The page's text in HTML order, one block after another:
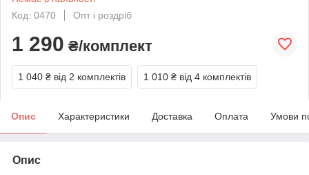
Код: 0470
Опт і роздріб
1 290 ₴/комплект
1 040 ₴ від 2 комплектів 1 010 ₴ від 4 комплектів
Опис Характеристики Доставка Оплата Умови
Опис